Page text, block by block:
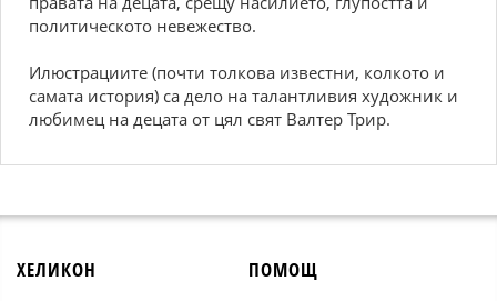
политическото невежество.
Илюстрациите (почти толкова известни, колкото и
самата история) са дело на талантливия художник и
любимец на децата от цял свят Валтер Трир.
ХЕЛИКОН ПОМОЩ